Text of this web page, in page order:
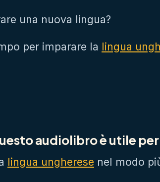
una nuova lingua?
per imparare la lingua
audiolibro è utile
lingua ungherese nel modo